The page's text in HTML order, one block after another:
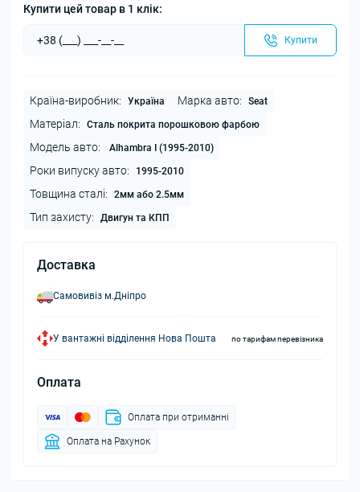
Купити цей товар в 1 клік:
Купити
Країна-виробник: Україна Марка авто: Seat
Матеріал: Сталь покрита порошковою фарбою
Модель авто: Alhambra I (1995-2010)
Роки випуску авто: 1995-2010
Товщина сталі: 2мм або 2.5мм
Тип захисту: Двигун та КПП
Доставка
Самовивіз м.Дніпро
У вантажні відділення Нова Пошта по тарифам перевізника
Оплата
Оплата при отриманні
Оплата на Рахунок